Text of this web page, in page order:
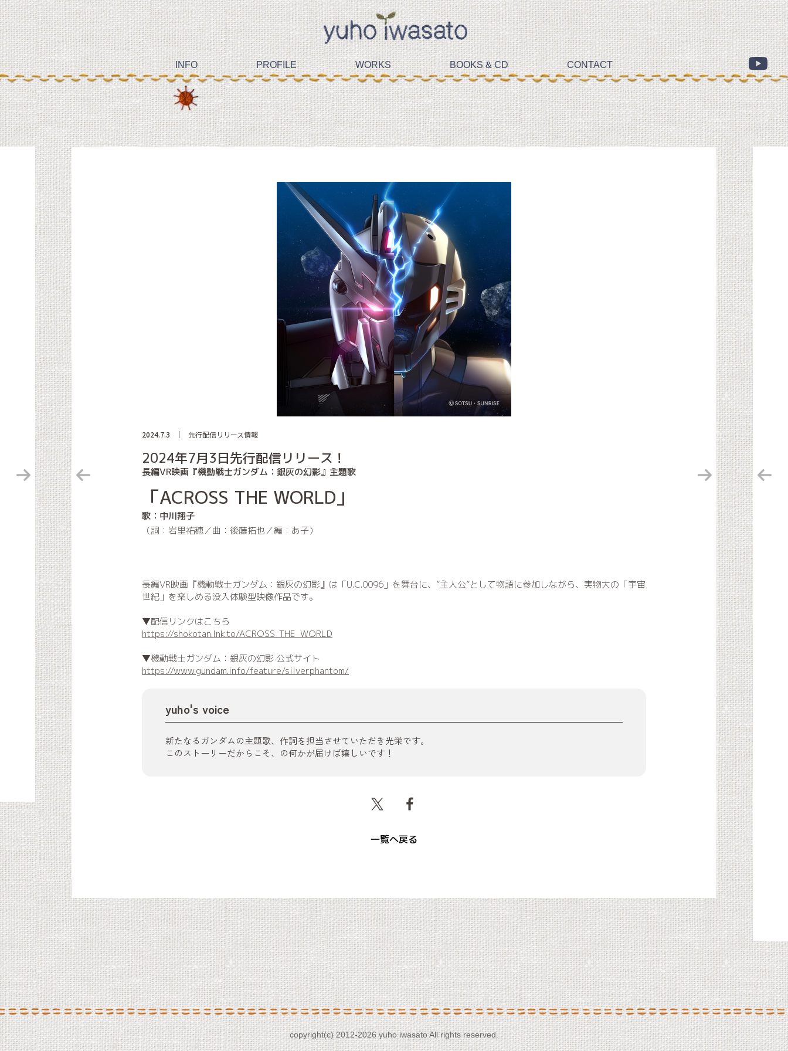
INFO PROFILE WORKS BOOKS & CD CONTACT
2024.7.3 先行配信リリース情報
2024年7月3日先行配信リリース！
長編VR映画『機動戦士ガンダム：銀灰の幻影』主題歌
「ACROSS THE WORLD」
歌：中川翔子
（詞：岩里祐穂／曲：後藤拓也／編：あ子）
長編VR映画『機動戦士ガンダム：銀灰の幻影』は「U.C.0096」を舞台に、”主人公”として物語に参加しながら、実物大の「宇宙
世紀」を楽しめる没入体験型映像作品です。
▼配信リンクはこちら
https://shokotan.lnk.to/ACROSS_THE_WORLD
▼機動戦士ガンダム：銀灰の幻影 公式サイト
https://www.gundam.info/feature/silverphantom/
yuho's voice
新たなるガンダムの主題歌、作詞を担当させていただき光栄です。
このストーリーだからこそ、の何かが届けば嬉しいです！
一覧へ戻る
copyright(c) 2012-2026 yuho iwasato All rights reserved.